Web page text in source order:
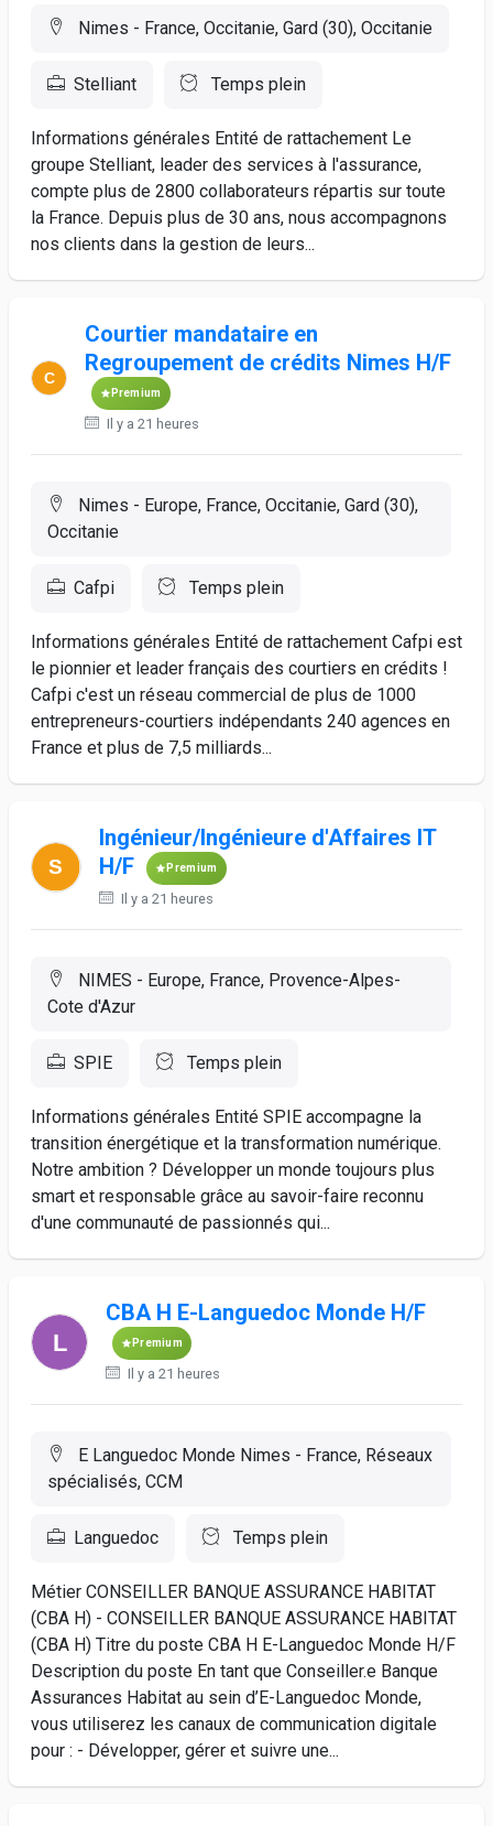
Nimes - France, Occitanie, Gard (30), Occitanie
Stelliant Temps plein
Informations générales Entité de rattachement Le
groupe Stelliant, leader des services à l'assurance,
compte plus de 2800 collaborateurs répartis sur toute
la France. Depuis plus de 30 ans, nous accompagnons
nos clients dans la gestion de leurs...
Courtier mandataire en
Regroupement de crédits Nimes H/F
Premium
Il y a 21 heures
Nimes - Europe, France, Occitanie, Gard (30),
Occitanie
Cafpi Temps plein
Informations générales Entité de rattachement Cafpi est
le pionnier et leader français des courtiers en crédits !
Cafpi c'est un réseau commercial de plus de 1000
entrepreneurs-courtiers indépendants 240 agences en
France et plus de 7,5 milliards...
Ingénieur/Ingénieure d'Affaires IT
H/F
Premium
Il y a 21 heures
NIMES - Europe, France, Provence-Alpes-
Cote d'Azur
SPIE Temps plein
Informations générales Entité SPIE accompagne la
transition énergétique et la transformation numérique.
Notre ambition ? Développer un monde toujours plus
smart et responsable grâce au savoir-faire reconnu
d'une communauté de passionnés qui...
CBA H E-Languedoc Monde H/F
Premium
Il y a 21 heures
E Languedoc Monde Nimes - France, Réseaux
spécialisés, CCM
Languedoc Temps plein
Métier CONSEILLER BANQUE ASSURANCE HABITAT
(CBA H) - CONSEILLER BANQUE ASSURANCE HABITAT
(CBA H) Titre du poste CBA H E-Languedoc Monde H/F
Description du poste En tant que Conseiller.e Banque
Assurances Habitat au sein d’E-Languedoc Monde,
vous utiliserez les canaux de communication digitale
pour : - Développer, gérer et suivre une...